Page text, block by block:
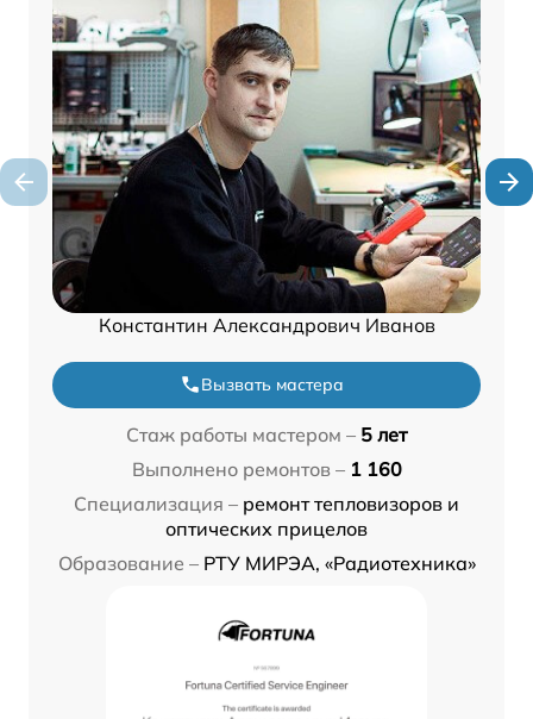
Константин Александрович Иванов
Вызвать мастера
Стаж работы мастером – 5 лет
Выполнено ремонтов – 1 160
Специализация – ремонт тепловизоров и
оптических прицелов
Образование – РТУ МИРЭА, «Радиотехника»